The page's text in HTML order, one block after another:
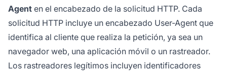
Agent en el encabezado de la solicitud HTTP. Cada
solicitud HTTP incluye un encabezado User-Agent que
identifica al cliente que realiza la petición, ya sea un
navegador web, una aplicación móvil o un rastreador.
Los rastreadores legítimos incluyen identificadores